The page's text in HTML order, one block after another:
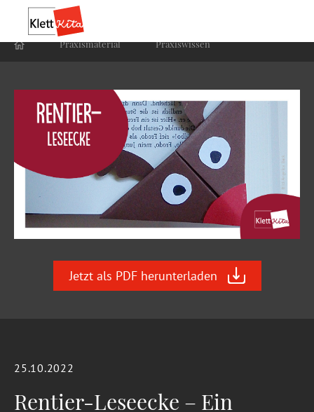
Praxis­material Praxis­wissen
Jetzt als PDF herunterladen
25.10.2022
Rentier-Leseecke – Ein